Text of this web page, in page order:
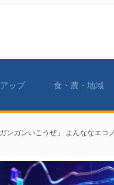
ップ 食・農・地域
ンガンいこうぜ」 よんななエ